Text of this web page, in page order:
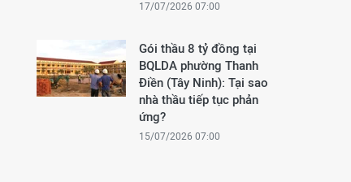
17/07/2026 07:00
Gói thầu 8 tỷ đồng tại
BQLDA phường Thanh
Điền (Tây Ninh): Tại sao
nhà thầu tiếp tục phản
ứng?
15/07/2026 07:00